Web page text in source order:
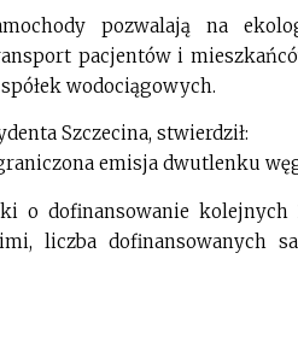
pozwalają na
pacjentów i
wodociągowych.
Szczecina, stwierdził:
emisja dwutlenku
o dofinansowanie
liczba dofinansowanych